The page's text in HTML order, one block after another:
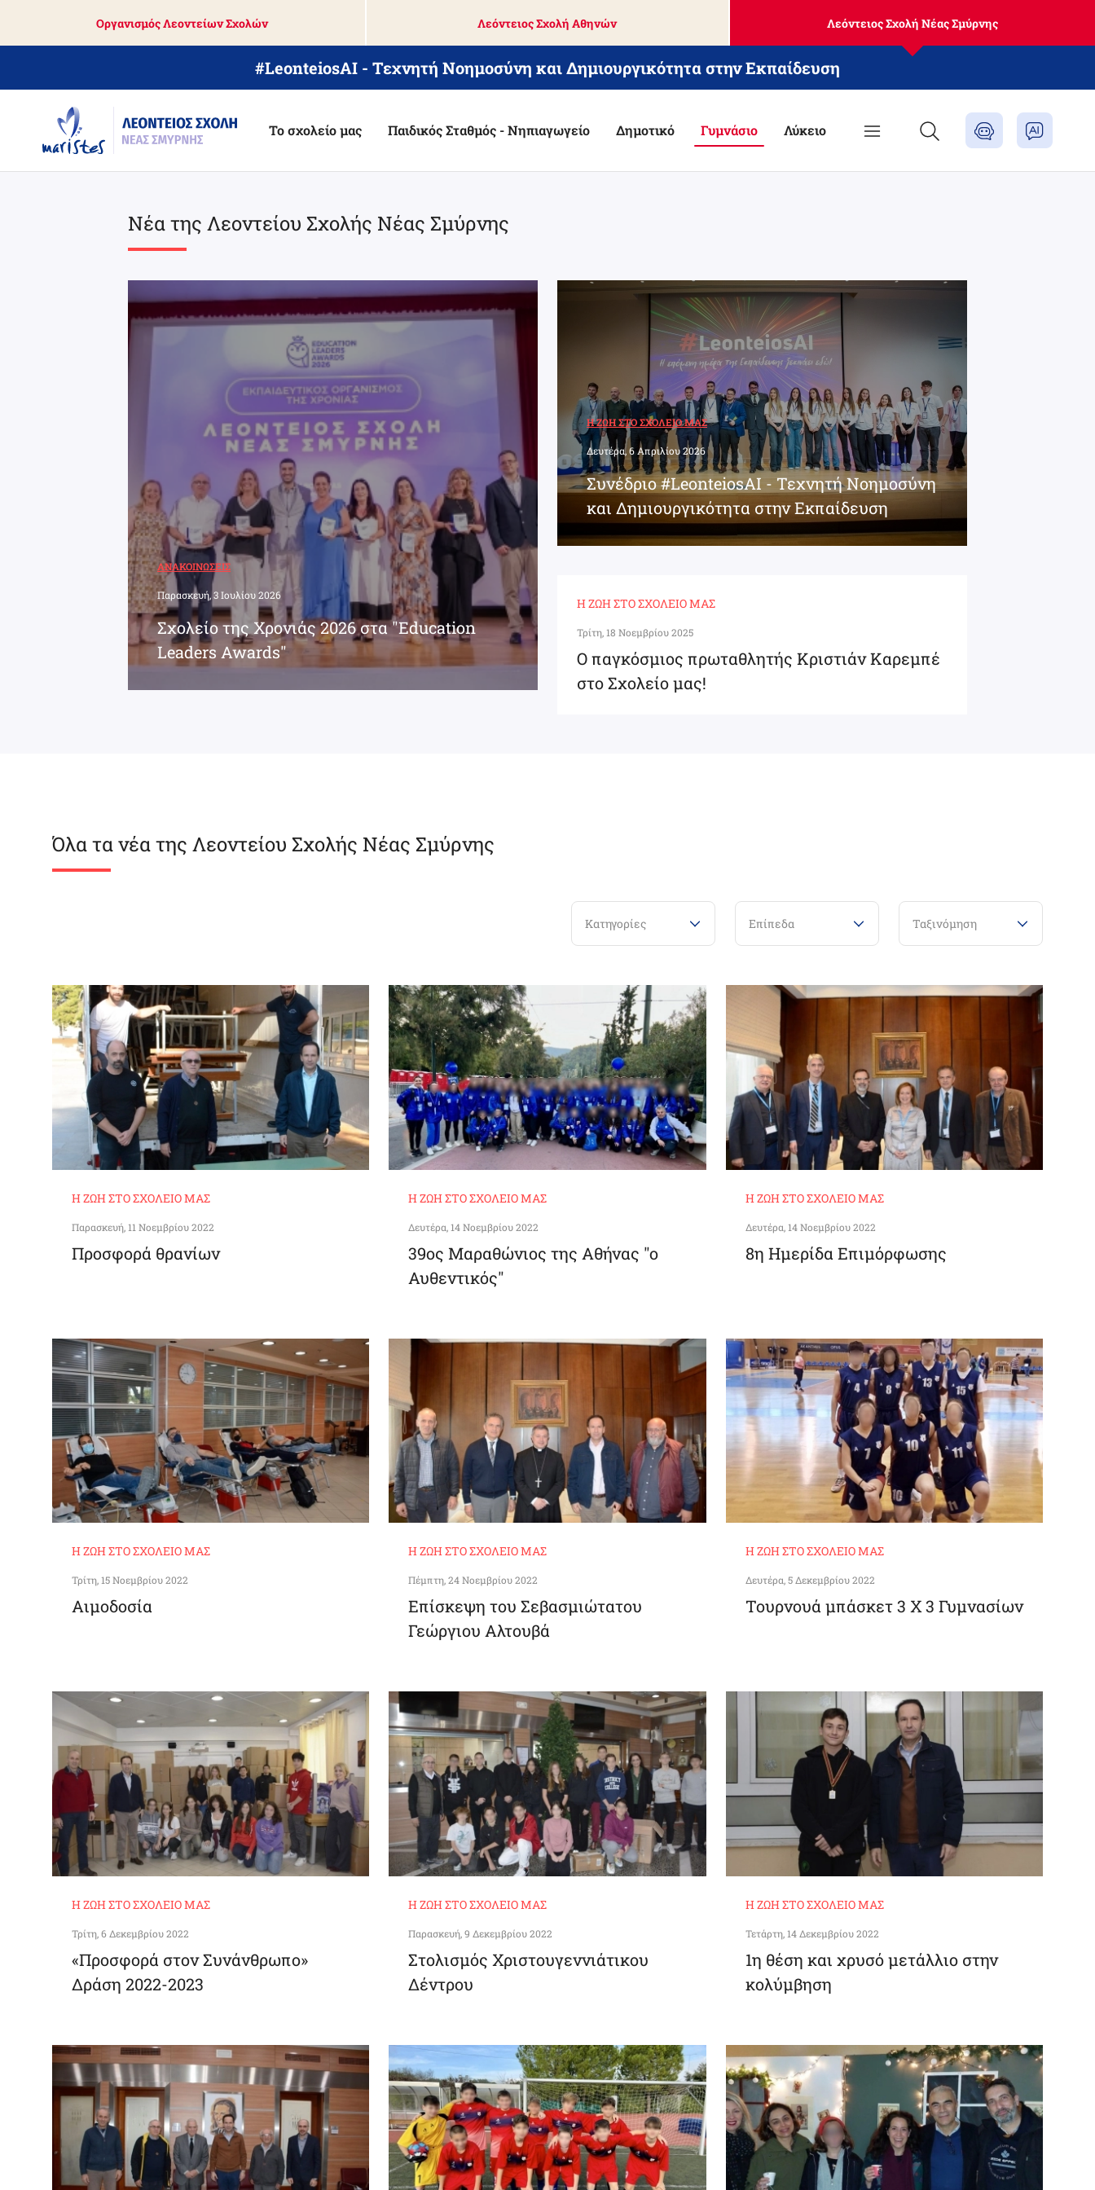
main
Οργανισμός Λεοντείων Σχολών Λεόντειος Σχολή Αθηνών Λεόντειος Σχολή Νέας Σμύρνης
#LeonteiosAI - Τεχνητή Νοημοσύνη και Δημιουργικότητα στην Εκπαίδευση
Το σχολείο μας Παιδικός Σταθμός - Νηπιαγωγείο Δημοτικό Γυμνάσιο Λύκειο
Νέα της Λεοντείου Σχολής Νέας Σμύρνης
ΑΝΑΚΟΙΝΏΣΕΙΣ
Παρασκευή, 3 Ιουλίου 2026
Σχολείο της Χρονιάς 2026 στα "Education
Leaders Awards"
Η ΖΩΉ ΣΤΟ ΣΧΟΛΕΊΟ ΜΑΣ
Δευτέρα, 6 Απριλίου 2026
Συνέδριο #LeonteiosAI - Τεχνητή Νοημοσύνη
και Δημιουργικότητα στην Εκπαίδευση
Η ΖΩΉ ΣΤΟ ΣΧΟΛΕΊΟ ΜΑΣ
Τρίτη, 18 Νοεμβρίου 2025
Ο παγκόσμιος πρωταθλητής Κριστιάν Καρεμπέ
στο Σχολείο μας!
Όλα τα νέα της Λεοντείου Σχολής Νέας Σμύρνης
Κατηγορίες Επίπεδα Ταξινόμηση
Η ΖΩΉ ΣΤΟ ΣΧΟΛΕΊΟ ΜΑΣ
Παρασκευή, 11 Νοεμβρίου 2022
Προσφορά θρανίων
Η ΖΩΉ ΣΤΟ ΣΧΟΛΕΊΟ ΜΑΣ
Δευτέρα, 14 Νοεμβρίου 2022
39ος Μαραθώνιος της Αθήνας "ο
Αυθεντικός"
Η ΖΩΉ ΣΤΟ ΣΧΟΛΕΊΟ ΜΑΣ
Δευτέρα, 14 Νοεμβρίου 2022
8η Ημερίδα Επιμόρφωσης
Η ΖΩΉ ΣΤΟ ΣΧΟΛΕΊΟ ΜΑΣ
Τρίτη, 15 Νοεμβρίου 2022
Αιμοδοσία
Η ΖΩΉ ΣΤΟ ΣΧΟΛΕΊΟ ΜΑΣ
Πέμπτη, 24 Νοεμβρίου 2022
Επίσκεψη του Σεβασμιώτατου
Γεώργιου Αλτουβά
Η ΖΩΉ ΣΤΟ ΣΧΟΛΕΊΟ ΜΑΣ
Δευτέρα, 5 Δεκεμβρίου 2022
Τουρνουά μπάσκετ 3 Χ 3 Γυμνασίων
Η ΖΩΉ ΣΤΟ ΣΧΟΛΕΊΟ ΜΑΣ
Τρίτη, 6 Δεκεμβρίου 2022
«Προσφορά στον Συνάνθρωπο»
Δράση 2022-2023
Η ΖΩΉ ΣΤΟ ΣΧΟΛΕΊΟ ΜΑΣ
Παρασκευή, 9 Δεκεμβρίου 2022
Στολισμός Χριστουγεννιάτικου
Δέντρου
Η ΖΩΉ ΣΤΟ ΣΧΟΛΕΊΟ ΜΑΣ
Τετάρτη, 14 Δεκεμβρίου 2022
1η θέση και χρυσό μετάλλιο στην
κολύμβηση